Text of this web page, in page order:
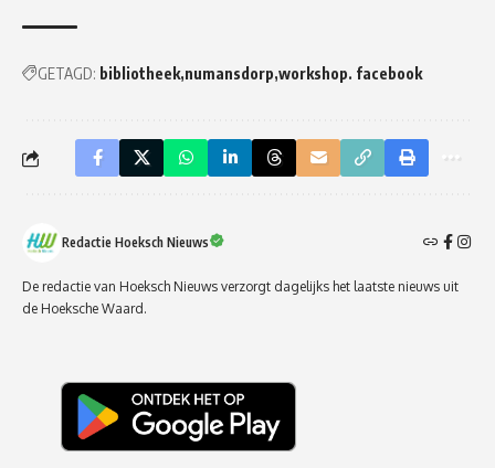
GETAGD: bibliotheek numansdorp workshop. facebook
Redactie Hoeksch Nieuws
De redactie van Hoeksch Nieuws verzorgt dagelijks het laatste nieuws uit
de Hoeksche Waard.